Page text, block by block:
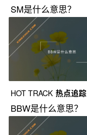
SM是什么意思？
HOT TRACK 热点追踪
BBW是什么意思？